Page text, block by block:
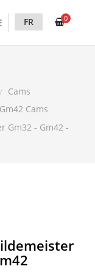
0
FR
Cams
Cams
Gm32 - Gm42 -